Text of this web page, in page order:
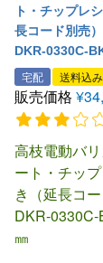
ト・チップレ
長コード別売）
DKR-0330C-
宅配 送料込み
販売価格 ¥
高枝電動バ
ート・チッ
き（延長コー
DKR-
㎜